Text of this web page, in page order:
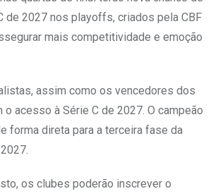
de 2027 nos playoffs, criados pela CBF
mais competitividade e emoção
assim como os vencedores dos
acesso à Série C de 2027. O campeão
forma direta para a terceira fase da
os clubes poderão inscrever o